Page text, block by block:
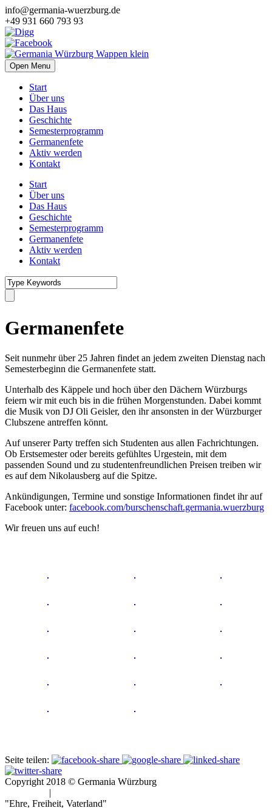
info@germania-wuerzburg.de
+49 931 660 793 93
Open Menu
Start
Über uns
Das Haus
Geschichte
Semesterprogramm
Germanenfete
Aktiv werden
Kontakt
Start
Über uns
Das Haus
Geschichte
Semesterprogramm
Germanenfete
Aktiv werden
Kontakt
Germanenfete
Seit nunmehr über 25 Jahren findet an jedem zweiten Dienstag nach
Semesterbeginn die Germanenfete statt.
Unterhalb des Käppele und hoch über den Dächern Würzburgs
feiern wir mit euch bis in die frühen Morgenstunden. Dabei kommt
die Musik von DJ Oli Geisler, den ihr ansonsten in der Würzburger
Clubszene antreffen könnt.
Auf unserer Party treffen sich Studenten aus allen Fachrichtungen.
Ob Erstsemester oder bereits gefühltes Urgestein, mit dem
passenden Sound und zu studentenfreundlichen Preisen treiben wir
es auf dem Nikolausberg auf die Spitze.
Ankündigungen, Termine und sonstige Informationen findet ihr auf
Facebook unter: facebook.com/burschenschaft.germania.wuerzburg
Wir freuen uns auf euch!
Seite teilen:
Copyright 2018 © Germania Würzburg
|
"Ehre, Freiheit, Vaterland"